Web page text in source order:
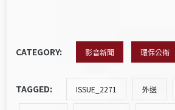
CATEGORY: 影音新聞 環保公衛
TAGGED: ISSUE_2271 外送